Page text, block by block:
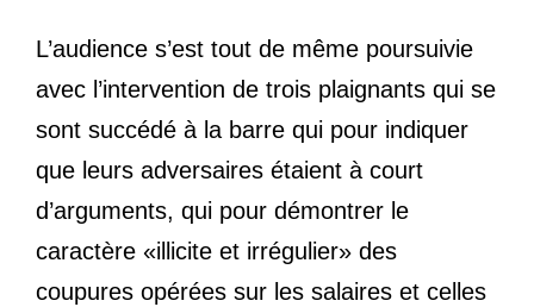
L’audience s’est tout de même poursuivie
avec l’intervention de trois plaignants qui se
sont succédé à la barre qui pour indiquer
que leurs adversaires étaient à court
d’arguments, qui pour démontrer le
caractère «illicite et irrégulier» des
coupures opérées sur les salaires et celles